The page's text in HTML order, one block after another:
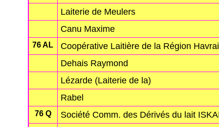
Laiterie de Meulers
Canu Maxime
76 AL
Coopérative Laitière de la Région
Dehais Raymond
Lézarde (Laiterie de la)
Rabel
76 Q
Société Comm. des Dérivés du lait